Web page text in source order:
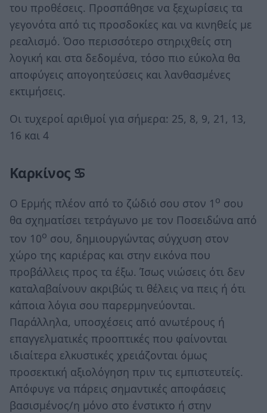
του προθέσεις. Προσπάθησε να ξεχωρίσεις τα
γεγονότα από τις προσδοκίες και να κινηθείς με
ρεαλισμό. Όσο περισσότερο στηριχθείς στη
λογική και στα δεδομένα, τόσο πιο εύκολα θα
αποφύγεις απογοητεύσεις και λανθασμένες
εκτιμήσεις.
Οι τυχεροί αριθμοί για σήμερα: 25, 8, 9, 21, 13,
16 και 4
Καρκίνος ♋
Ο Ερμής πλέον από το ζώδιό σου στον 1 ο σου
θα σχηματίσει τετράγωνο με τον Ποσειδώνα από
τον 10ο σου, δημιουργώντας σύγχυση στον
χώρο της καριέρας και στην εικόνα που
προβάλλεις προς τα έξω. Ίσως νιώσεις ότι δεν
καταλαβαίνουν ακριβώς τι θέλεις να πεις ή ότι
κάποια λόγια σου παρερμηνεύονται.
Παράλληλα, υποσχέσεις από ανωτέρους ή
επαγγελματικές προοπτικές που φαίνονται
ιδιαίτερα ελκυστικές χρειάζονται όμως
προσεκτική αξιολόγηση πριν τις εμπιστευτείς.
Απόφυγε να πάρεις σημαντικές αποφάσεις
βασισμένος/η μόνο στο ένστικτο ή στην